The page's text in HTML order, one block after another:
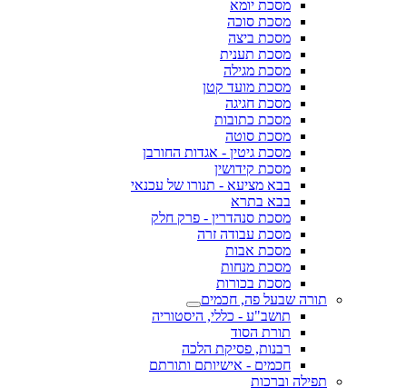
מסכת יומא
מסכת סוכה
מסכת ביצה
מסכת תענית
מסכת מגילה
מסכת מועד קטן
מסכת חגיגה
מסכת כתובות
מסכת סוטה
מסכת גיטין - אגדות החורבן
מסכת קידושין
בבא מציעא - תנורו של עכנאי
בבא בתרא
מסכת סנהדרין - פרק חלק
מסכת עבודה זרה
מסכת אבות
מסכת מנחות
מסכת בכורות
תורה שבעל פה, חכמים
תושב"ע - כללי, היסטוריה
תורת הסוד
רבנות, פסיקת הלכה
חכמים - אישיותם ותורתם
תפילה וברכות